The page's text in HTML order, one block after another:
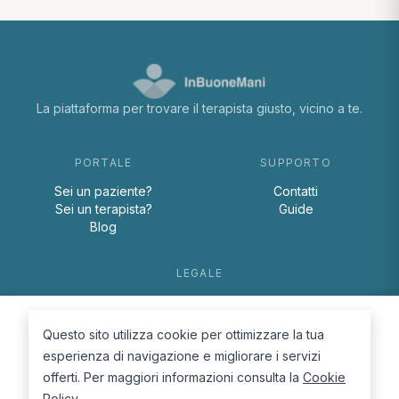
La piattaforma per trovare il terapista giusto, vicino a te.
PORTALE
Sei un paziente?
Sei un terapista?
Blog
SUPPORTO
Contatti
Guide
LEGALE
Cookie Policy
Questo sito utilizza cookie per ottimizzare la tua
esperienza di navigazione e migliorare i servizi
offerti. Per maggiori informazioni consulta la Cookie